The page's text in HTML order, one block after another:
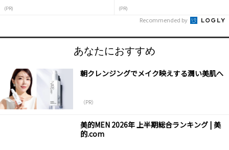
(PR) (PR)
Recommended by
あなたにおすすめ
朝クレンジングでメイク映えする潤い美肌へ
（PR）
美的MEN 2026年 上半期総合ランキング | 美
的.com